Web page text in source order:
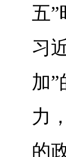
五
习
加
力
的